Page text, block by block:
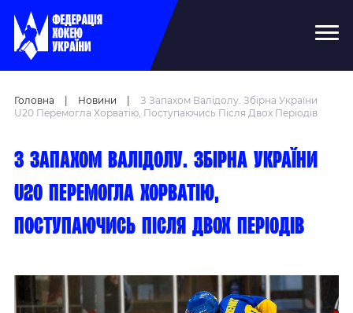
Головна Новини
З Запахом Валідолу. Збірна України
U20 Перемогла Хорватію, Поступаючись Після Двох Періодів
З запахом валідолу. Збірна України
U20 перемогла Хорватію,
поступаючись після двох періодів